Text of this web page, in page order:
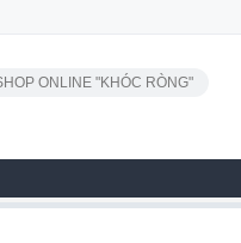
ONLINE "KHÓC RÒNG"